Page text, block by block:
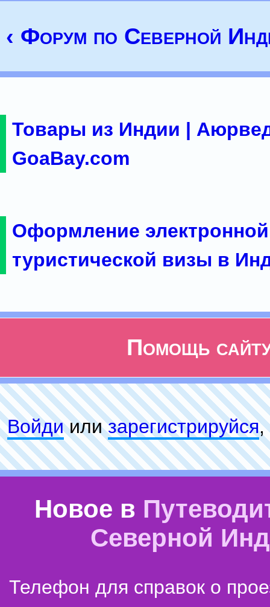
‹ Форум по Северной
Товары из Индии |
GoaBay.com
Оформление электронной
туристической визы в
Помощь
Войдиилизарeгиcтpируйся,
Новое в
Северной
Телефон для справок о